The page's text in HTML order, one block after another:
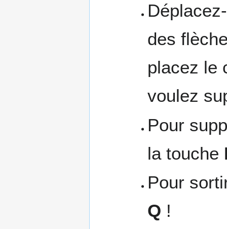
des
placez le
voulez
Pour
la touche
Pour
Q !